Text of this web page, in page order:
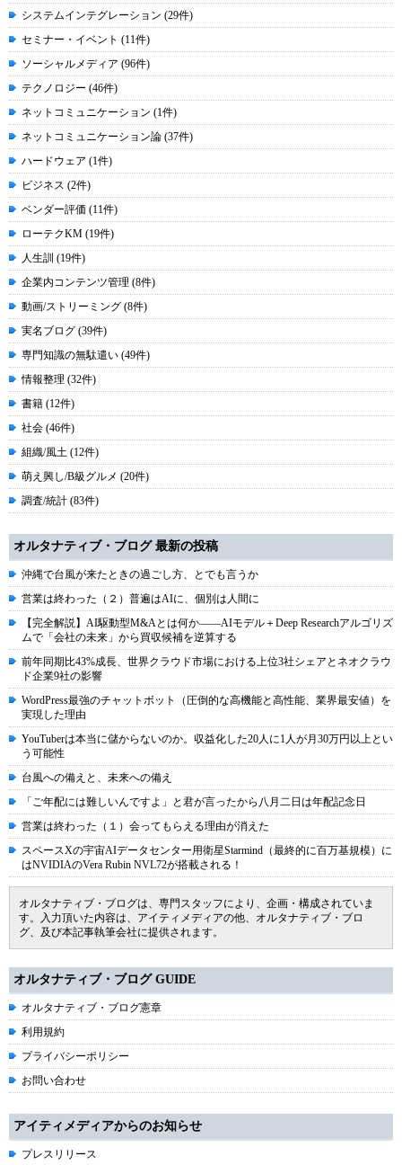
システムインテグレーション (29件)
セミナー・イベント (11件)
ソーシャルメディア (96件)
テクノロジー (46件)
ネットコミュニケーション (1件)
ネットコミュニケーション論 (37件)
ハードウェア (1件)
ビジネス (2件)
ベンダー評価 (11件)
ローテクKM (19件)
人生訓 (19件)
企業内コンテンツ管理 (8件)
動画/ストリーミング (8件)
実名ブログ (39件)
専門知識の無駄遣い (49件)
情報整理 (32件)
書籍 (12件)
社会 (46件)
組織/風土 (12件)
萌え興し/B級グルメ (20件)
調査/統計 (83件)
オルタナティブ・ブログ 最新の投稿
沖縄で台風が来たときの過ごし方、とでも言うか
営業は終わった（２）普遍はAIに、個別は人間に
【完全解説】AI駆動型M&Aとは何か――AIモデル＋Deep Researchアルゴリズ
ムで「会社の未来」から買収候補を逆算する
前年同期比43%成長、世界クラウド市場における上位3社シェアとネオクラウ
ド企業9社の影響
WordPress最強のチャットボット（圧倒的な高機能と高性能、業界最安値）を
実現した理由
YouTuberは本当に儲からないのか。収益化した20人に1人が月30万円以上とい
う可能性
台風への備えと、未来への備え
「ご年配には難しいんですよ」と君が言ったから八月二日は年配記念日
営業は終わった（１）会ってもらえる理由が消えた
スペースXの宇宙AIデータセンター用衛星Starmind（最終的に百万基規模）に
はNVIDIAのVera Rubin NVL72が搭載される！
オルタナティブ・ブログは、専門スタッフにより、企画・構成されていま
す。入力頂いた内容は、アイティメディアの他、オルタナティブ・ブロ
グ、及び本記事執筆会社に提供されます。
オルタナティブ・ブログ GUIDE
オルタナティブ・ブログ憲章
利用規約
プライバシーポリシー
お問い合わせ
アイティメディアからのお知らせ
プレスリリース